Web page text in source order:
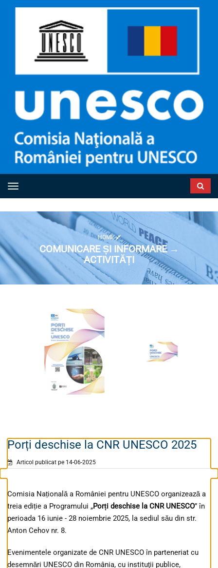
Toggle navigation
HOME
COMUNICARE ȘI INFORMARE →
ACTIVITĂȚI
Porți deschise la CNR UNESCO 2025
Articol publicat pe 14-06-2025
Comisia Națională a României pentru UNESCO organizează a
treia ediție a Programului „Porți deschise la CNR UNESCO” în
perioada 16 iunie - 28 noiembrie 2025, la sediul său din str.
Anton Cehov nr. 8.
Evenimentele organizate de CNR UNESCO în parteneriat cu
desemnări UNESCO din România, cu instituţii publice,